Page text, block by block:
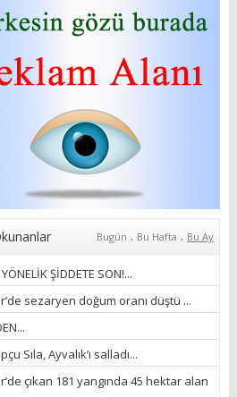
Hydrafacial cilt bakımı
26/07/2022
Sibel Atam
“18 Mart Çanakkale
Zaferi” Denildiğinde Ne
Anlıyoruz?
Aleyna Gürsoy
“GELİŞ VE GİDİŞLERİN
ARASINDA...”
07/04/2026
Fatma Zehra Köseley
MUSTAFA KEMALİN
KAĞNISI
07/04/2026
Mehmet Çağ
Bugün . Bu Hafta . Bu Ay
ŞİDDETE SON!...
sezaryen doğum oranı düştü ...
Sıla, Ayvalık’ı salladı...
çıkan 181 yangında 45 hektar alan